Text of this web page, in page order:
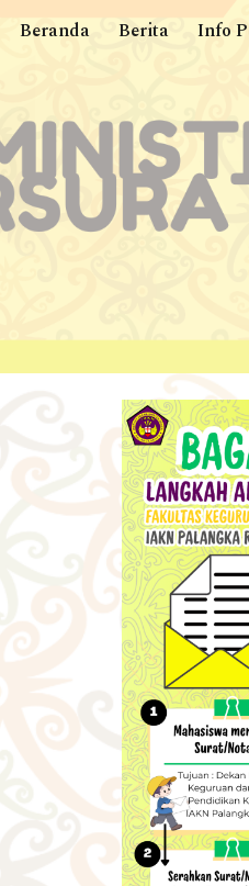
Skip to main content
Beranda Berita Info